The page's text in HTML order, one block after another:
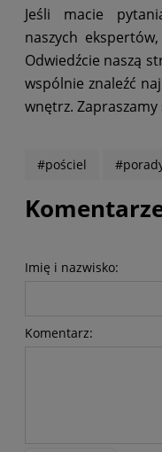
Jeśli macie
naszych
Odwiedźcie naszą
wspólnie znaleźć
wnętrz. Zapraszamy
#pościel
Imię i nazwisko:
Komentarz: